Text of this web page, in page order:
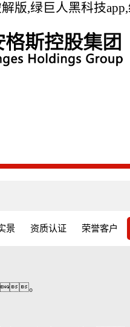
版,绿巨人黑科技
景 资质认证 荣誉客户
。